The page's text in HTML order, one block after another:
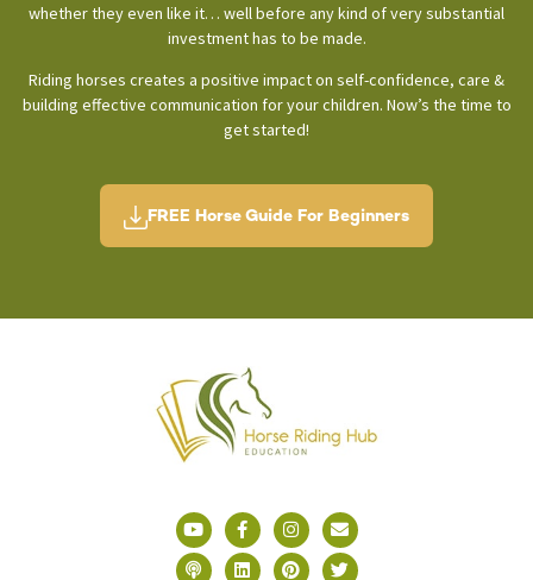
whether they even like it… well before any kind of very substantial
investment has to be made.
Riding horses creates a positive impact on self-confidence, care &
building effective communication for your children. Now’s the time to
get started!
FREE Horse Guide For Beginners